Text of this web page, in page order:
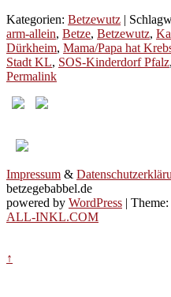
Kategorien: Betzewutz |
arm-allein, Betze, Betzewutz,
Dürkheim, Mama/Papa hat
Stadt KL, SOS-Kinderdorf Pfalz,
Permalink
Impressum &
betzegebabbel.de
powered by WordPress |
ALL-INKL.COM
↑